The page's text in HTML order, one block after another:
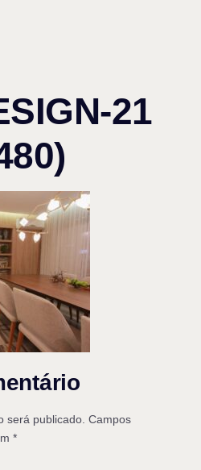
21
será publicado. Campos
*